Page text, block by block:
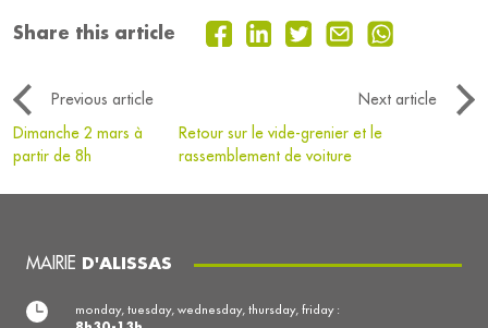
Share this article
Previous article
Next article
Dimanche 2 mars à
partir de 8h
Retour sur le vide-grenier et le
rassemblement de voiture
MAIRIE D'ALISSAS
monday, tuesday, wednesday, thursday, friday :